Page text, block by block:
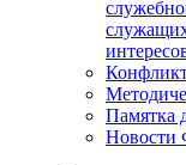
Памятка
Новости